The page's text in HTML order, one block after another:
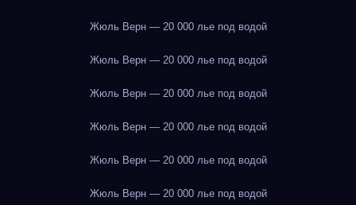
Жюль Верн — 20 000 лье под водой
Жюль Верн — 20 000 лье под водой
Жюль Верн — 20 000 лье под водой
Жюль Верн — 20 000 лье под водой
Жюль Верн — 20 000 лье под водой
Жюль Верн — 20 000 лье под водой